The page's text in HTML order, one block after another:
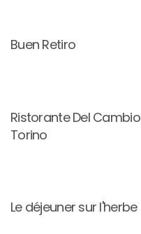
Buen Retiro
Ristorante Del Cambio
Torino
Le déjeuner sur l'herbe